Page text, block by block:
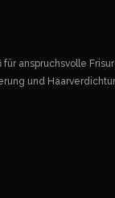
für anspruchsvolle
und